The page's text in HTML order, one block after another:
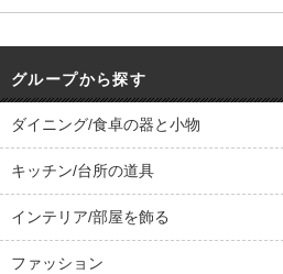
グループから探す
ダイニング/食卓の器と小物
キッチン/台所の道具
インテリア/部屋を飾る
ファッション